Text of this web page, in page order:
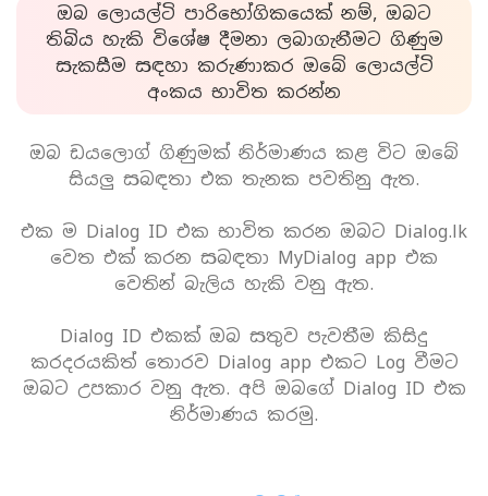
ඔබ ලොයල්ටි පාරිභෝගිකයෙක් නම්, ඔබට
තිබිය හැකි විශේෂ දීමනා ලබාගැනීමට ගිණුම
සැකසීම සඳහා කරුණාකර ඔබේ ලොයල්ටි
අංකය භාවිත කරන්න
ඔබ ඩයලොග් ගිණුමක් නිර්මාණය කළ විට ඔබේ
සියලු සබඳතා එක තැනක පවතිනු ඇත.
එක ම Dialog ID එක භාවිත කරන ඔබට Dialog.lk
වෙත එක් කරන සබඳතා MyDialog app එක
වෙතින් බැලිය හැකි වනු ඇත.
Dialog ID එකක් ඔබ සතුව පැවතීම කිසිදු
කරදරයකිත් තොරව Dialog app එකට Log වීමට
ඔබට උපකාර වනු ඇත. අපි ඔබගේ Dialog ID එක
නිර්මාණය කරමු.